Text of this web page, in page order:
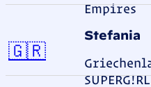
Empires
Stefania
SUPERG!RL
🇬🇷